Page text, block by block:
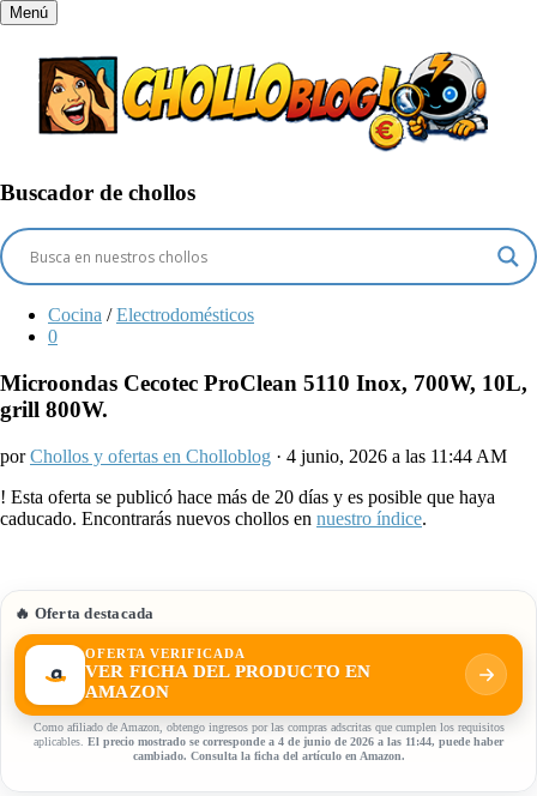
Menú
Buscador de chollos
Cocina / Electrodomésticos
0
Microondas Cecotec ProClean 5110 Inox, 700W, 10L,
grill 800W.
porChollos y ofertas en Cholloblog · 4 junio, 2026 a las 11:44 AM
! Esta oferta se publicó hace más de 20 días y es posible que haya
caducado. Encontrarás nuevos chollos en nuestro índice.
🔥 Oferta destacada
OFERTA VERIFICADA
VER FICHA DEL PRODUCTO EN
AMAZON
Como afiliado de Amazon, obtengo ingresos por las compras adscritas que cumplen los requisitos
aplicables. El precio mostrado se corresponde a 4 de junio de 2026 a las 11:44, puede haber
cambiado. Consulta la ficha del artículo en Amazon.